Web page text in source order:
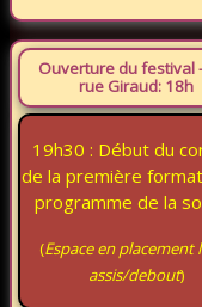
Ouverture du festival
rue Giraud: 18h
19h30 : Début du
de la première
programme de la
(Espace en placement
assis/debout)